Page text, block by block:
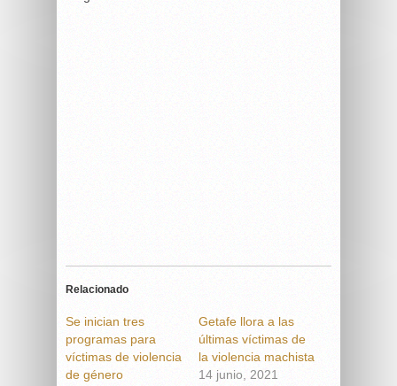
Relacionado
Se inician tres
programas para
víctimas de violencia
de género
Getafe llora a las
últimas víctimas de
la violencia machista
14 junio, 2021